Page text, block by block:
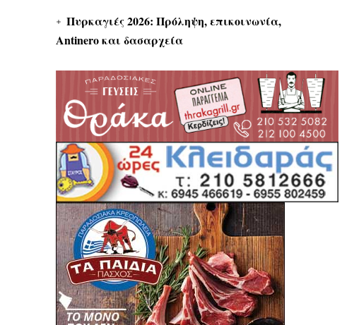
Πυρκαγιές 2026: Πρόληψη, επικοινωνία,
Antinero και δασαρχεία